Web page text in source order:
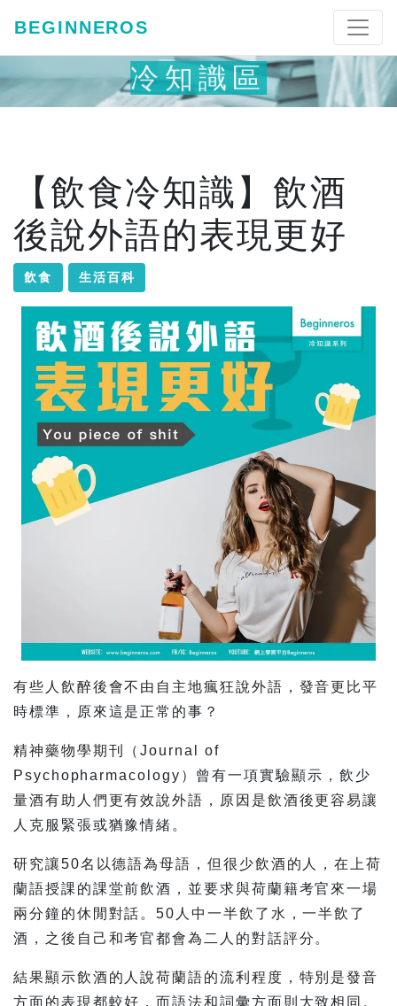
BEGINNEROS
冷知識區
【飲食冷知識】飲酒
後說外語的表現更好
飲食 生活百科
有些人飲醉後會不由自主地瘋狂說外語，發音更比平
時標準，原來這是正常的事？
精神藥物學期刊（Journal of
Psychopharmacology）曾有一項實驗顯示，飲少
量酒有助人們更有效說外語，原因是飲酒後更容易讓
人克服緊張或猶豫情緒。
研究讓50名以德語為母語，但很少飲酒的人，在上荷
蘭語授課的課堂前飲酒，並要求與荷蘭籍考官來一場
兩分鐘的休閒對話。50人中一半飲了水，一半飲了
酒，之後自己和考官都會為二人的對話評分。
結果顯示飲酒的人說荷蘭語的流利程度，特別是發音
方面的表現都較好，而語法和詞彙方面則大致相同。